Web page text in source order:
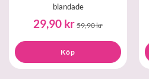
blandade
29,90 kr 59,90 kr
Köp